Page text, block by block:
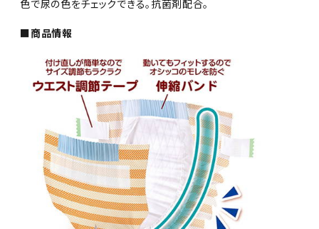
色で尿の色をチェックできる。抗菌剤配合。
■商品情報